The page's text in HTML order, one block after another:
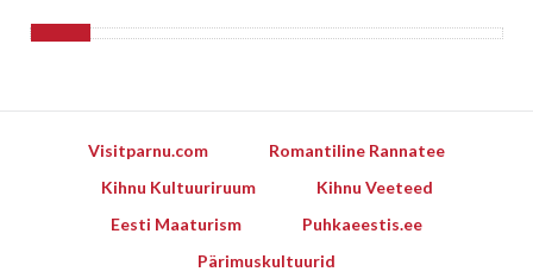
Visitparnu.com
Romantiline Rannatee
Kihnu Kultuuriruum
Kihnu Veeteed
Eesti Maaturism
Puhkaeestis.ee
Pärimuskultuurid